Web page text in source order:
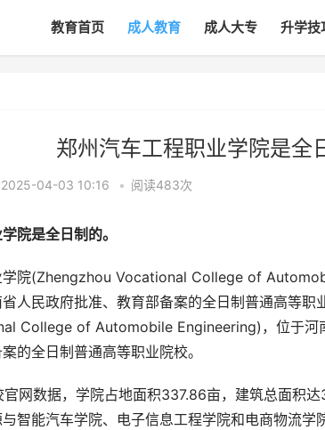
教育首页 成人教育 成人大专 升学技
郑州汽车工程职业学院是全
2025-04-03 10:16 • 阅读483次
是全日制的。
院(Zhengzhou Vocational College of
人民政府批准、教育部备案的全日制普通高等职
College of Automobile Engineering)，位于河
的全日制普通高等职业院校。
数据，学院占地面积337.86亩，建筑总面积达
智能汽车学院、电子信息工程学院和电商物流